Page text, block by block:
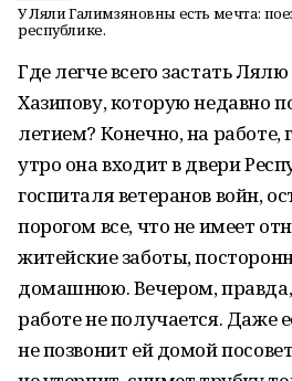
У Ляли Галимзяновны есть мечта:
республике.
Где легче всего застать
Хазипову, которую недавно
летием? Конечно, на
утро она входит в двери
госпиталя ветеранов войн,
порогом все, что не имеет
житейские заботы,
домашнюю. Вечером, правда,
работе не получается. Даже
не позвонит ей домой